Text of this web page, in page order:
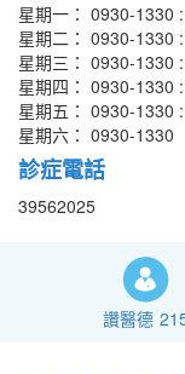
星期一： 0930-1330
星期二： 0930-1330
星期三： 0930-1330
星期四： 0930-1330
星期五： 0930-1330
星期六： 0930-1330
診症電話
39562025
讚醫德